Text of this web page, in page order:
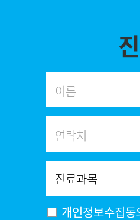
개인정보수집동